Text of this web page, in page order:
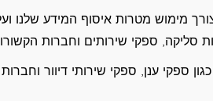
מימוש מטרות איסוף המידע שלנו
ספקי שירותים וחברות הקשורות
ספקי ענן, ספקי שירותי דיוור